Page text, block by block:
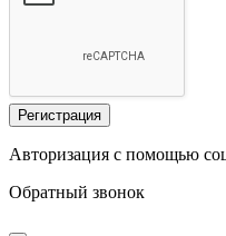
Регистрация
Авторизация с помощью
Обратный звонок